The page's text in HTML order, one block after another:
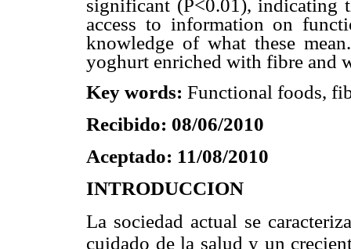
significant (P<0.01), indicating
access to information on
knowledge of what these
yoghurt enriched with fibre and
Key words: Functional foods,
Recibido: 08/06/2010
Aceptado: 11/08/2010
INTRODUCCION
La sociedad actual se
cuidado de la salud y un